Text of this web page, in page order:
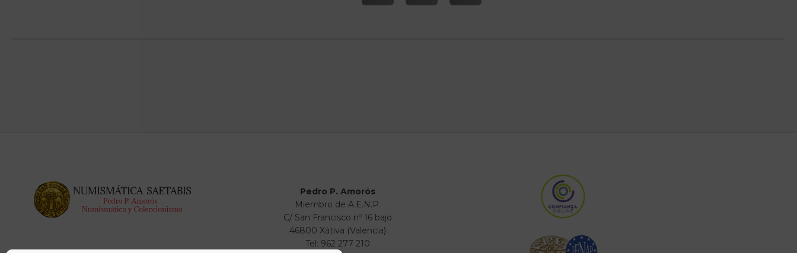
Pedro P. Amorós
Miembro de A.E.N.P.
C/ San Francisco nº 16 bajo
46800 Xàtiva (Valencia)
Tel: 962 277 210